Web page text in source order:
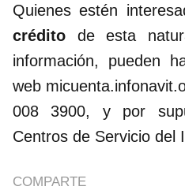
Quienes estén
crédito de esta
información, pueden
web
008 3900, y por
Centros de Servicio del
COMPARTE